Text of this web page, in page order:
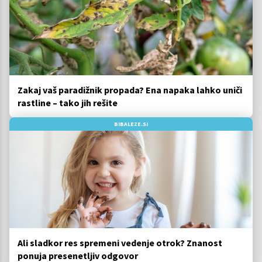
Zakaj vaš paradižnik propada? Ena napaka lahko uniči
rastline – tako jih rešite
BIBALEZE.SI
Ali sladkor res spremeni vedenje otrok? Znanost
ponuja presenetljiv odgovor